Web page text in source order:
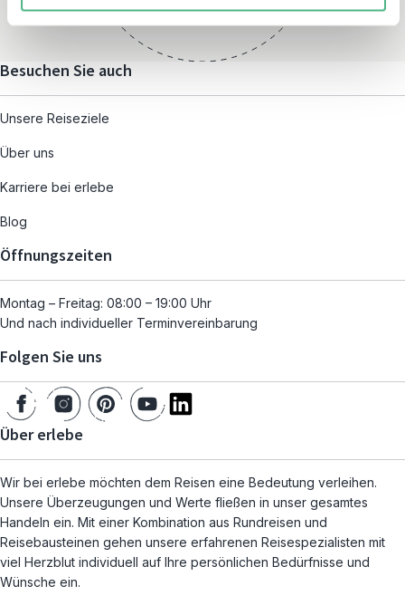
Besuchen Sie auch
Unsere Reiseziele
Über uns
Karriere bei erlebe
Blog
Öffnungszeiten
Montag – Freitag: 08:00 – 19:00 Uhr
Und nach individueller Terminvereinbarung
Folgen Sie uns
Über erlebe
Wir bei erlebe möchten dem Reisen eine Bedeutung verleihen.
Unsere Überzeugungen und Werte fließen in unser gesamtes
Handeln ein. Mit einer Kombination aus Rundreisen und
Reisebausteinen gehen unsere erfahrenen Reisespezialisten mit
viel Herzblut individuell auf Ihre persönlichen Bedürfnisse und
Wünsche ein.